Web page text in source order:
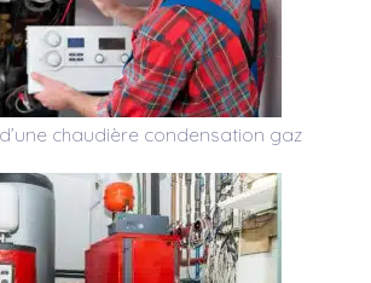
chaudière condensation gaz